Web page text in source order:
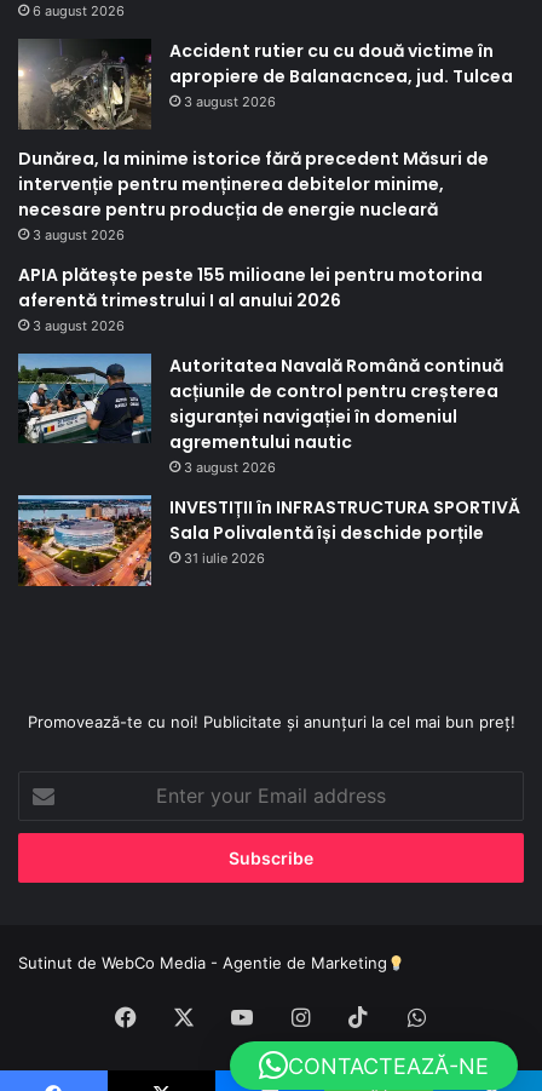
6 august 2026
Accident rutier cu cu două victime în
apropiere de Balanacncea, jud. Tulcea
3 august 2026
Dunărea, la minime istorice fără precedent Măsuri de
intervenție pentru menținerea debitelor minime,
necesare pentru producția de energie nucleară
3 august 2026
APIA plătește peste 155 milioane lei pentru motorina
aferentă trimestrului I al anului 2026
3 august 2026
Autoritatea Navală Română continuă
acțiunile de control pentru creșterea
siguranței navigației în domeniul
agrementului nautic
3 august 2026
INVESTIȚII în INFRASTRUCTURA SPORTIVĂ
Sala Polivalentă își deschide porțile
31 iulie 2026
Promovează-te cu noi! Publicitate și anunțuri la cel mai bun preț!
Enter
your
Email
Sutinut de WebCo Media - Agentie de Marketing
Facebook YouTubeInstagram
TikTokWhatsApp
CONTACTEAZĂ-NE